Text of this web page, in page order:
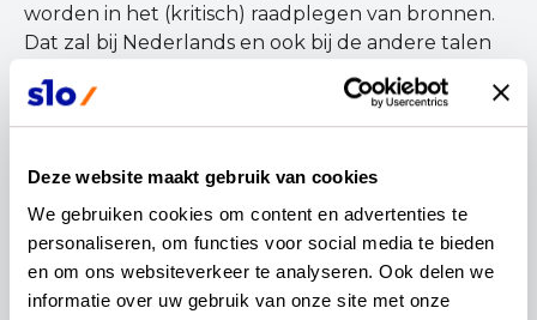
Deze website maakt gebruik van cookies
We gebruiken cookies om content en advertenties te
personaliseren, om functies voor social media te bieden
en om ons websiteverkeer te analyseren. Ook delen we
informatie over uw gebruik van onze site met onze
worden in het (kritisch) raadplegen van bronnen.
Dat zal bij Nederlands en ook bij de andere talen
uitwerking van de eindtermen.
dat ze het belangrijk vinden om oog en begrip
voor elkaar te hebben. Er moet op school
voldoende ruimte zijn voor dialoog en discussie,
omgangsvormen, waarden en normen. Ook deze
aspecten nemen de vakvernieuwingscommissies